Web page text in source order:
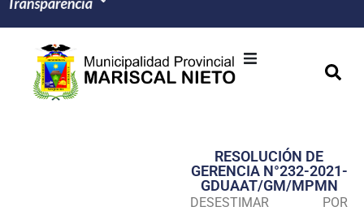
Transparencia
Seguridad
RESOLUCIÓN DE
GERENCIA N°232-2021-
GDUAAT/GM/MPMN
DESESTIMAR POR